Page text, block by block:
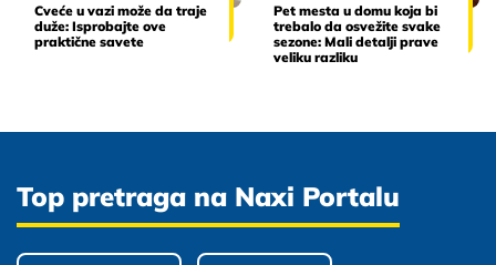
Cveće u vazi može da traje
duže: Isprobajte ove
praktične savete
Pet mesta u domu koja bi
trebalo da osvežite svake
sezone: Mali detalji prave
veliku razliku
Top pretraga na Naxi Portalu